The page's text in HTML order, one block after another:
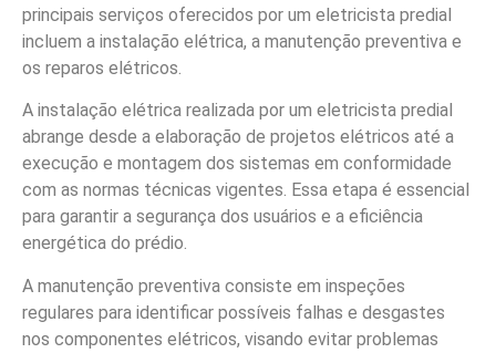
principais serviços oferecidos por um eletricista predial
incluem a instalação elétrica, a manutenção preventiva e
os reparos elétricos.
A instalação elétrica realizada por um eletricista predial
abrange desde a elaboração de projetos elétricos até a
execução e montagem dos sistemas em conformidade
com as normas técnicas vigentes. Essa etapa é essencial
para garantir a segurança dos usuários e a eficiência
energética do prédio.
A manutenção preventiva consiste em inspeções
regulares para identificar possíveis falhas e desgastes
nos componentes elétricos, visando evitar problemas